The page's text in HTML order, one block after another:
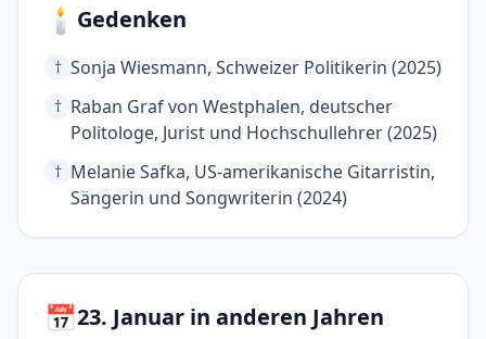
🕯️ Gedenken
† Sonja Wiesmann, Schweizer Politikerin (2025)
† Raban Graf von Westphalen, deutscher
Politologe, Jurist und Hochschullehrer (2025)
† Melanie Safka, US-amerikanische Gitarristin,
Sängerin und Songwriterin (2024)
📅23. Januar in anderen Jahren